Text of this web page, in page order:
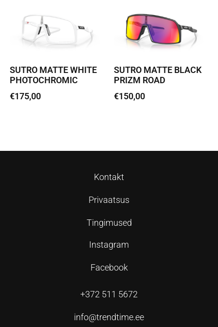
SUTRO MATTE WHITE
PHOTOCHROMIC
€175,00
SUTRO MATTE BLACK
PRIZM ROAD
€150,00
Kontakt
Privaatsus
Tingimused
Instagram
Facebook
+372 511 5672
info@trendtime.ee